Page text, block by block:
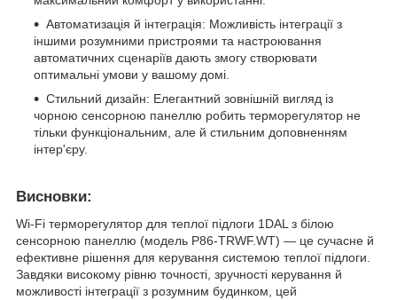
Автоматизація й інтеграція: Можливість інтеграції з
іншими розумними пристроями та настроювання
автоматичних сценаріїв дають змогу створювати
оптимальні умови у вашому домі.
Стильний дизайн: Елегантний зовнішній вигляд із
чорною сенсорною панеллю робить терморегулятор не
тільки функціональним, але й стильним доповненням
інтер'єру.
Висновки:
Wi-Fi терморегулятор для теплої підлоги 1DAL з білою
сенсорною панеллю (модель P86-TRWF.WT) — це сучасне й
ефективне рішення для керування системою теплої підлоги.
Завдяки високому рівню точності, зручності керування й
можливості інтеграції з розумним будинком, цей